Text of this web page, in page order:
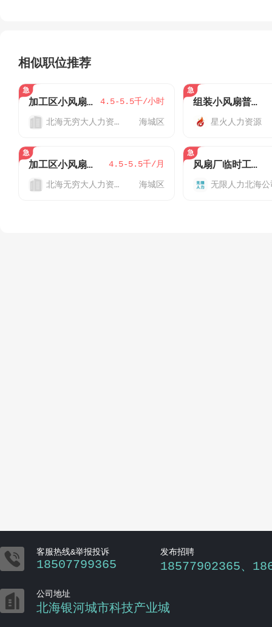
相似职位推荐
加工区小风扇厂 小时工 4.5-5.5千/小时
北海无穷大人力资源 海城区
组装小风扇普工4200-4500
星火人力资源
加‮区工‬小风‮厂扇‬小时工、单招生、暑假工 4.5-5.5千/月
北海无穷大人力资源 海城区
风扇厂临时工实习生可带手机坐班不用体检
无限人力北海公
 客服热线&举报投诉
18507799365
发布招聘
18577902365、
 公司地址
北海银河城市科技产业城